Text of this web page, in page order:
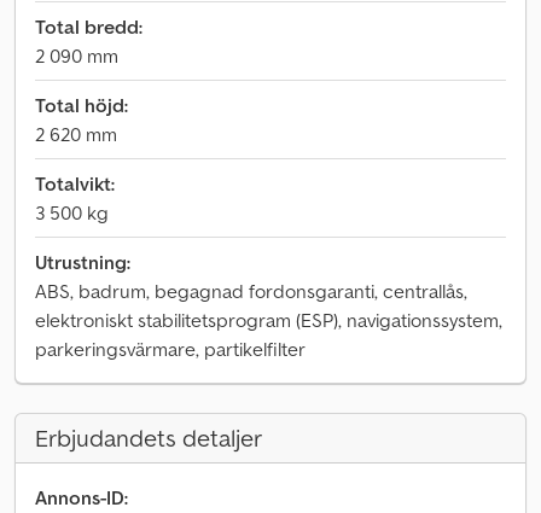
Total bredd:
2 090 mm
Total höjd:
2 620 mm
Totalvikt:
3 500 kg
Utrustning:
ABS, badrum, begagnad fordonsgaranti, centrallås,
elektroniskt stabilitetsprogram (ESP), navigationssystem,
parkeringsvärmare, partikelfilter
Erbjudandets detaljer
Annons-ID: